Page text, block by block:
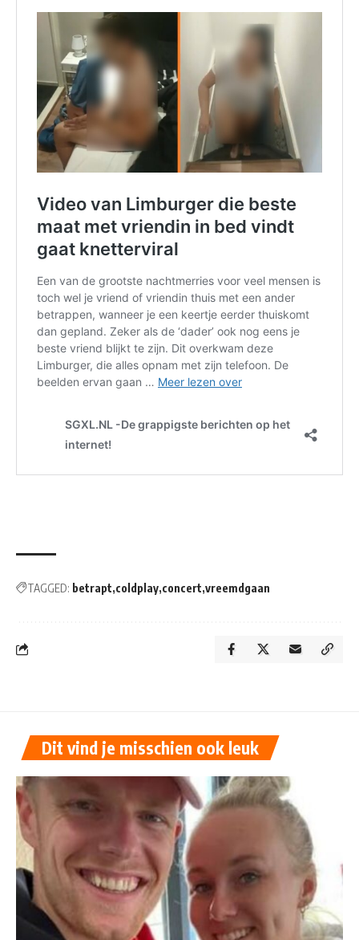
TAGGED: betrapt coldplay concert vreemdgaan
Dit vind je misschien ook leuk